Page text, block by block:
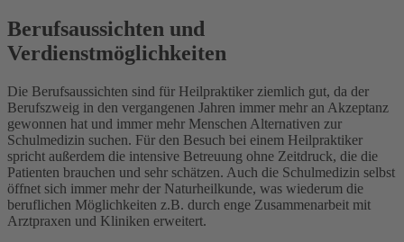
Berufsaussichten und
Verdienstmöglichkeiten
Die Berufsaussichten sind für Heilpraktiker ziemlich gut, da der
Berufszweig in den vergangenen Jahren immer mehr an Akzeptanz
gewonnen hat und immer mehr Menschen Alternativen zur
Schulmedizin suchen. Für den Besuch bei einem Heilpraktiker
spricht außerdem die intensive Betreuung ohne Zeitdruck, die die
Patienten brauchen und sehr schätzen. Auch die Schulmedizin selbst
öffnet sich immer mehr der Naturheilkunde, was wiederum die
beruflichen Möglichkeiten z.B. durch enge Zusammenarbeit mit
Arztpraxen und Kliniken erweitert.